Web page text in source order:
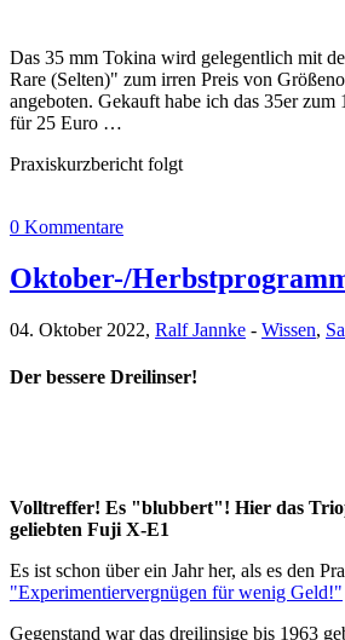
Das 35 mm Tokina wird gelegentlich mit
Rare (Selten)" zum irren Preis von
angeboten. Gekauft habe ich das 35er zum
für 25 Euro …
Praxiskurzbericht folgt
0 Kommentare
Oktober-/
04. Oktober 2022, Ralf Jannke - Wissen,
Der bessere Dreilinser!
Volltreffer! Es "blubbert"! Hier das
geliebten Fuji X-E1
Es ist schon über ein Jahr her, als es den
"Experimentiervergnügen für wenig Geld!"
Gegenstand war das dreilinsige bis 1963